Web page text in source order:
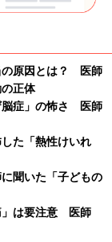
の原因とは？ 医師
正体
脳症」の怖さ 医師
た「熱性けいれ
聞いた「子どもの
」は要注意 医師